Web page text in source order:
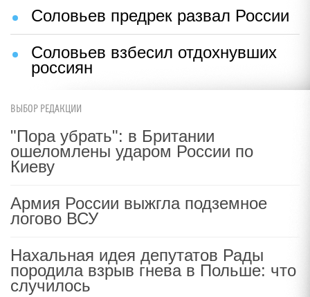
Соловьев предрек развал России
Соловьев взбесил отдохнувших
россиян
ВЫБОР РЕДАКЦИИ
"Пора убрать": в Британии
ошеломлены ударом России по
Киеву
Армия России выжгла подземное
логово ВСУ
Нахальная идея депутатов Рады
породила взрыв гнева в Польше: что
случилось